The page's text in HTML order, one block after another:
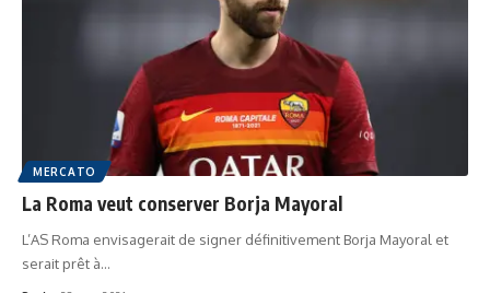
MERCATO
La Roma veut conserver Borja Mayoral
L’AS Roma envisagerait de signer définitivement Borja Mayoral et
serait prêt à…